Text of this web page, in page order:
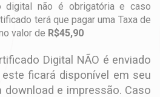
digital não é obrigatória e caso
terá que pagar uma Taxa de
valor de R$45,90
Digital NÃO é enviado
ficará disponível em seu
download e impressão. Caso